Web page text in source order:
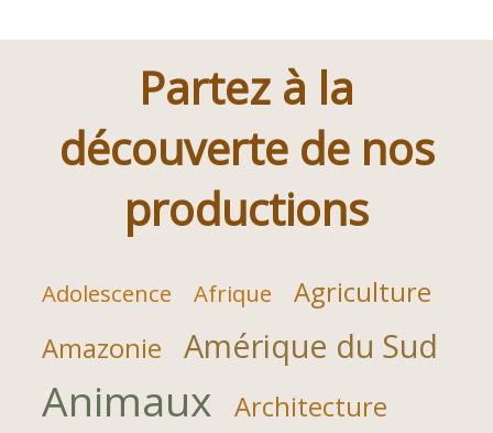
Partez à la
découverte de nos
productions
Adolescence Afrique
Agriculture
Amazonie
Amérique du Sud
Animaux Architecture